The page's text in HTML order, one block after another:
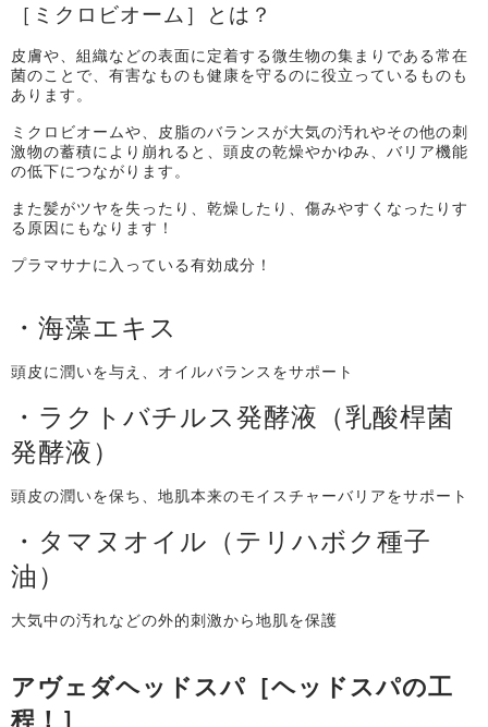
［ミクロビオーム］とは？
皮膚や、組織などの表面に定着する微生物の集まりである常在
菌のことで、有害なものも健康を守るのに役立っているものも
あります。
ミクロビオームや、皮脂のバランスが大気の汚れやその他の刺
激物の蓄積により崩れると、頭皮の乾燥やかゆみ、バリア機能
の低下につながります。
また髪がツヤを失ったり、乾燥したり、傷みやすくなったりす
る原因にもなります！
プラマサナに入っている有効成分！
・海藻エキス
頭皮に潤いを与え、オイルバランスをサポート
・ラクトバチルス発酵液（乳酸桿菌
発酵液）
頭皮の潤いを保ち、地肌本来のモイスチャーバリアをサポート
・タマヌオイル（テリハボク種子
油）
大気中の汚れなどの外的刺激から地肌を保護
アヴェダヘッドスパ［ヘッドスパの工
程！］